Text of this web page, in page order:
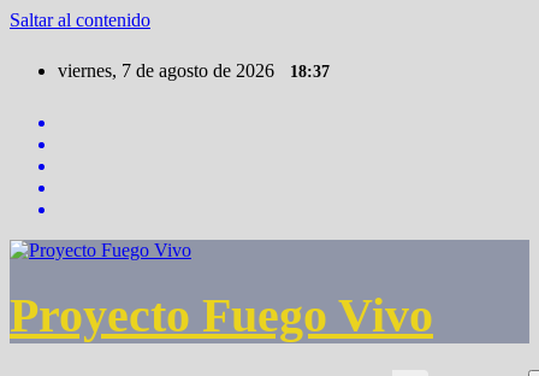
Saltar al contenido
viernes, 7 de agosto de 2026 18:37
Proyecto Fuego Vivo